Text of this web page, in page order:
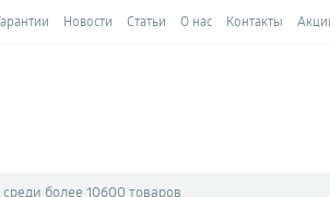
Новости Статьи О нас Контакты